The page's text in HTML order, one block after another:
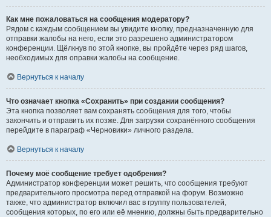
Как мне пожаловаться на сообщения модератору?
Рядом с каждым сообщением вы увидите кнопку, предназначенную для
отправки жалобы на него, если это разрешено администратором
конференции. Щёлкнув по этой кнопке, вы пройдёте через ряд шагов,
необходимых для оправки жалобы на сообщение.
Вернуться к началу
Что означает кнопка «Сохранить» при создании сообщения?
Эта кнопка позволяет вам сохранять сообщения для того, чтобы
закончить и отправить их позже. Для загрузки сохранённого сообщения
перейдите в параграф «Черновики» личного раздела.
Вернуться к началу
Почему моё сообщение требует одобрения?
Администратор конференции может решить, что сообщения требуют
предварительного просмотра перед отправкой на форум. Возможно
также, что администратор включил вас в группу пользователей,
сообщения которых, по его или её мнению, должны быть предварительно